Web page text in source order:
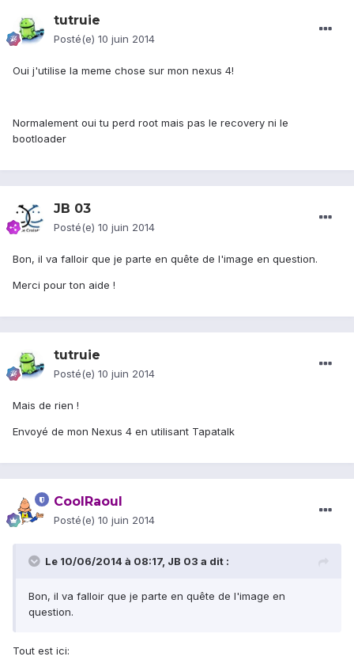
tutruie
Posté(e) 10 juin 2014
Oui j'utilise la meme chose sur mon nexus 4!
Normalement oui tu perd root mais pas le recovery ni le
bootloader
JB 03
Posté(e) 10 juin 2014
Bon, il va falloir que je parte en quête de l'image en question.
Merci pour ton aide !
tutruie
Posté(e) 10 juin 2014
Mais de rien !
Envoyé de mon Nexus 4 en utilisant Tapatalk
CoolRaoul
Posté(e) 10 juin 2014
Le 10/06/2014 à 08:17, JB 03 a dit :
Bon, il va falloir que je parte en quête de l'image en
question.
Tout est ici: